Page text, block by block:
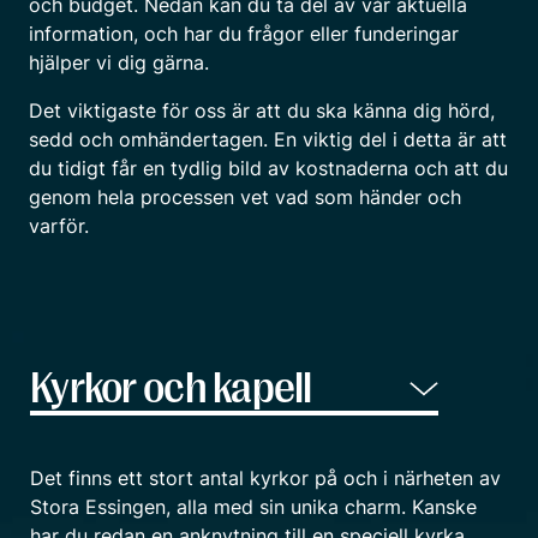
information, och har du frågor eller funderingar
hjälper vi dig gärna.
Det viktigaste för oss är att du ska känna dig hörd,
sedd och omhändertagen. En viktig del i detta är att
du tidigt får en tydlig bild av kostnaderna och att du
genom hela processen vet vad som händer och
varför.
Det finns ett stort antal kyrkor på och i närheten av
Stora Essingen, alla med sin unika charm. Kanske